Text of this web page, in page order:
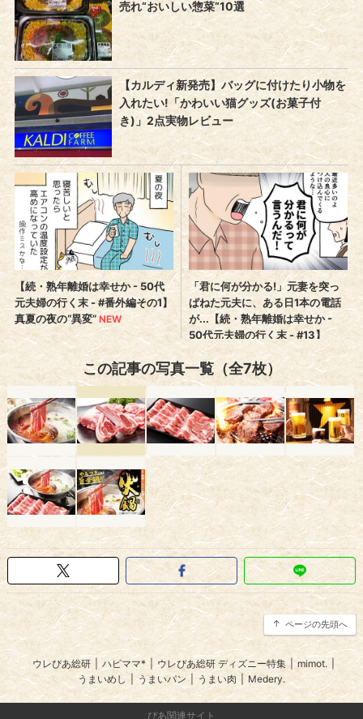
この記事の写真一覧（全7枚）
ページの先頭へ
ウレぴあ総研 ハピママ* | ウレぴあ総研 ディズニー特集 | mimot.
うまいめし
うまいパン | うまい肉 Medery.
ぴあ関連サイト